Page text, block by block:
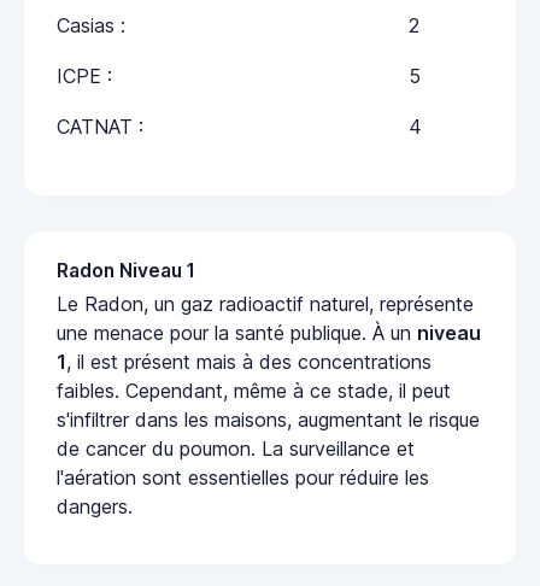
Casias : 2
ICPE : 5
CATNAT : 4
Radon Niveau 1
Le Radon, un gaz radioactif naturel, représente
une menace pour la santé publique. À un niveau
1, il est présent mais à des concentrations
faibles. Cependant, même à ce stade, il peut
s'infiltrer dans les maisons, augmentant le risque
de cancer du poumon. La surveillance et
l'aération sont essentielles pour réduire les
dangers.